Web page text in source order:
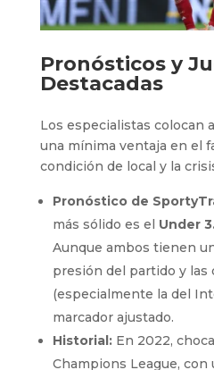
Pronósticos y
Destacadas
Los especialistas colocan al
una mínima ventaja en el
condición de local y la
Pronóstico de
más sólido es el Under
Aunque ambos tienen
presión del partido y las
(especialmente la del
marcador ajustado.
Historial:En 2022,
Champions League, con